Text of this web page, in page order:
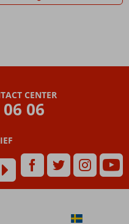
CENTER
06